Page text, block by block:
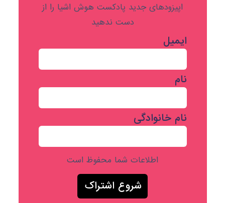
اپیزودهای جدید پادکست هوش اشیا را از
دست ندهید
ایمیل
نام
نام خانوادگی
اطلاعات شما محفوظ است